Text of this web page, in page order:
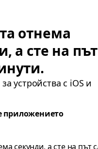
отнема
а сте на път
устройства с iOS и
приложението